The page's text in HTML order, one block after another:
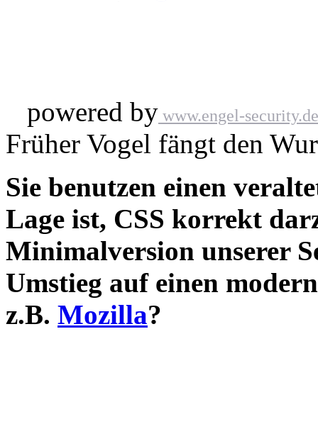
powered by www.engel-security.de
Früher Vogel fängt den
Sie benutzen einen
Lage ist, CSS korrekt
Minimalversion unserer
Umstieg auf einen
z.B. Mozilla?